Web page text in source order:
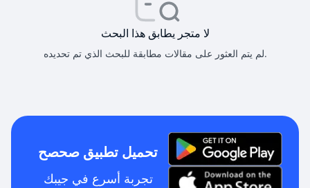
لا متجر يطابق هذا البحث
لم يتم العثور على مقالات مطابقة للبحث الذي تم تحديده.
تحميل تطبيق صحصح
تجربة أسرع في جيبك